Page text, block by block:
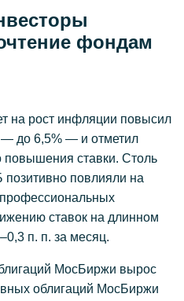
фондам
на рост инфляции повысил
— до 6,5% — и отметил
повышения ставки. Столь
повлияли на
ставок на длинном
п. п. за месяц.
МосБиржи вырос
облигаций МосБиржи